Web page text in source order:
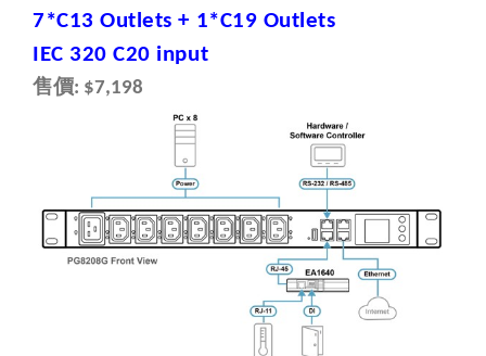
7*C13 Outlets + 1*C19 Outlets
IEC 320 C20 input
售價: $7,198